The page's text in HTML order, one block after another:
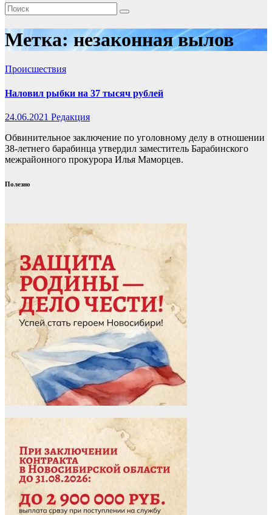
Метка:незаконная вылов
Происшествия
Наловил рыбки на 37 тысяч рублей
24.06.2021 Редакция
Обвинительное заключение по уголовному делу в отношении
38-летнего барабинца утвердил заместитель Барабинского
межрайонного прокурора Илья Маморцев.
Полезно